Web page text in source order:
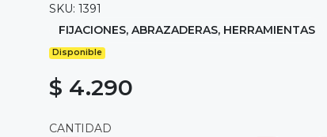
SKU: 1391
FIJACIONES, ABRAZADERAS, HERRAMIENTAS
Disponible
$ 4.290
CANTIDAD